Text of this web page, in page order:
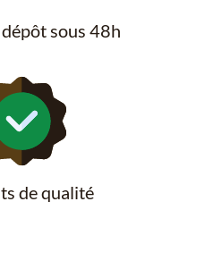
sous 48h
de qualité